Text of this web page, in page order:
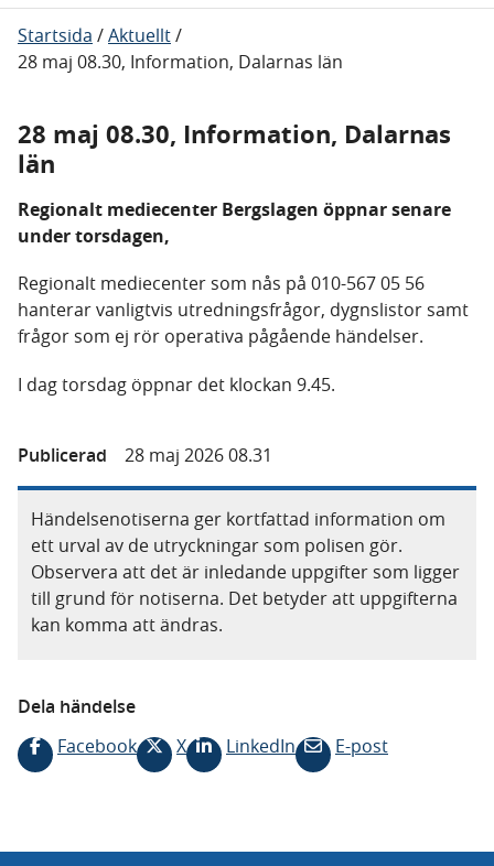
Startsida /Aktuellt/
28 maj 08.30, Information, Dalarnas län
28 maj 08.30, Information, Dalarnas
län
Regionalt mediecenter Bergslagen öppnar senare
under torsdagen,
Regionalt mediecenter som nås på 010-567 05 56
hanterar vanligtvis utredningsfrågor, dygnslistor samt
frågor som ej rör operativa pågående händelser.
I dag torsdag öppnar det klockan 9.45.
Publicerad 28 maj 2026 08.31
Händelsenotiserna ger kortfattad information om
ett urval av de utryckningar som polisen gör.
Observera att det är inledande uppgifter som ligger
till grund för notiserna. Det betyder att uppgifterna
kan komma att ändras.
Dela händelse
Facebook
X LinkedIn E-post